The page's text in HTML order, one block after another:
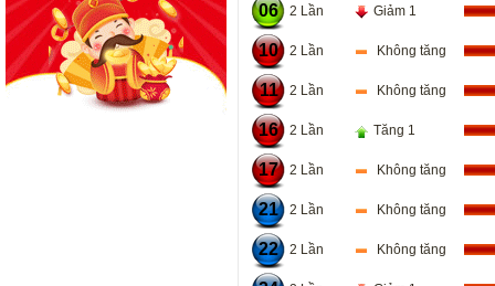
06 2 Lần Giảm 1
10 2 Lần Không tăng
11 2 Lần Không tăng
16 2 Lần Tăng 1
17 2 Lần Không tăng
21 2 Lần Không tăng
22 2 Lần Không tăng